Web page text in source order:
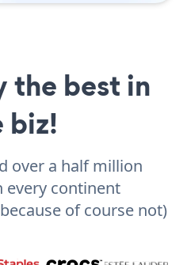
the best in
biz!
over a half million
every continent
of course not)